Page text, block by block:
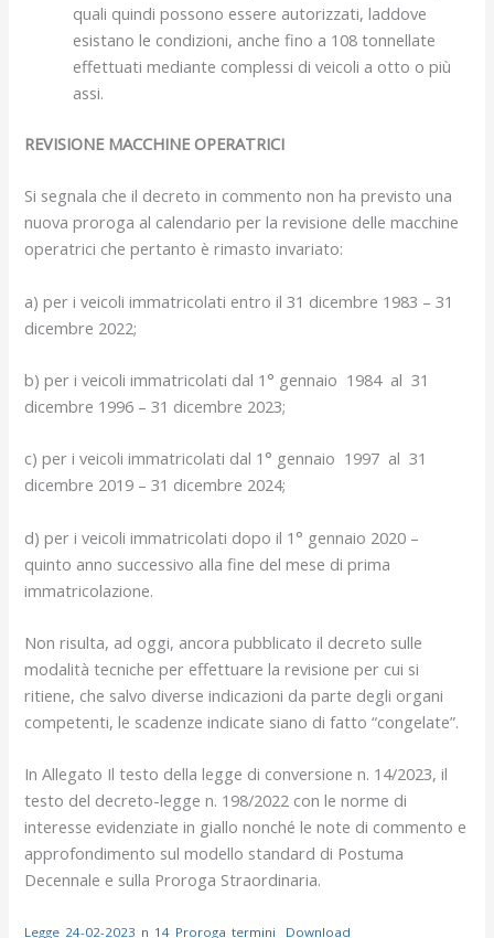
quali quindi possono essere autorizzati, laddove
esistano le condizioni, anche fino a 108 tonnellate
effettuati mediante complessi di veicoli a otto o più
assi.
REVISIONE MACCHINE OPERATRICI
Si segnala che il decreto in commento non ha previsto una
nuova proroga al calendario per la revisione delle macchine
operatrici che pertanto è rimasto invariato:
a) per i veicoli immatricolati entro il 31 dicembre 1983 – 31
dicembre 2022;
b) per i veicoli immatricolati dal 1° gennaio 1984 al 31
dicembre 1996 – 31 dicembre 2023;
c) per i veicoli immatricolati dal 1° gennaio 1997 al 31
dicembre 2019 – 31 dicembre 2024;
d) per i veicoli immatricolati dopo il 1° gennaio 2020 –
quinto anno successivo alla fine del mese di prima
immatricolazione.
Non risulta, ad oggi, ancora pubblicato il decreto sulle
modalità tecniche per effettuare la revisione per cui si
ritiene, che salvo diverse indicazioni da parte degli organi
competenti, le scadenze indicate siano di fatto “congelate”.
In Allegato Il testo della legge di conversione n. 14/2023, il
testo del decreto-legge n. 198/2022 con le norme di
interesse evidenziate in giallo nonché le note di commento e
approfondimento sul modello standard di Postuma
Decennale e sulla Proroga Straordinaria.
Legge_24-02-2023_n_14_Proroga_termini Download